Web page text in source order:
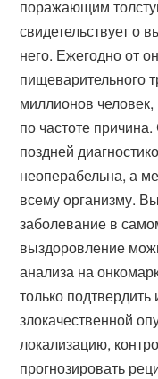
поражающим
свидетельствует о
него. Ежегодно от
пищеварительного
миллионов
по частоте
поздней
неоперабельна, а
всему организму.
заболевание в
выздоровление
анализа на
только
злокачественной
локализацию,
прогнозировать